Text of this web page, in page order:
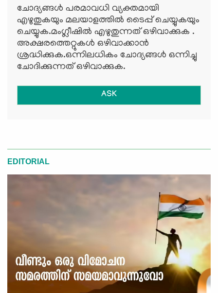
ചോദ്യങ്ങള്‍ പരമാവധി വ്യക്തമായി
എഴുതുകയും മലയാളത്തില്‍ ടൈപ്പ് ചെയ്യുകയും
ചെയ്യുക.മംഗ്ലീഷില്‍ എഴുതുന്നത് ഒഴിവാക്കുക .
അക്ഷരത്തെറ്റുകള്‍ ഒഴിവാക്കാന്‍
ശ്രദ്ധിക്കുക.ഒന്നിലധികം ചോദ്യങ്ങള്‍ ഒന്നിച്ചു
ചോദിക്കുന്നത് ഒഴിവാക്കുക.
ASK
EDITORIAL